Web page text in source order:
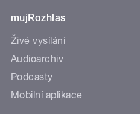
mujRozhlas
Živé vysílání
Audioarchiv
Podcasty
Mobilní aplikace